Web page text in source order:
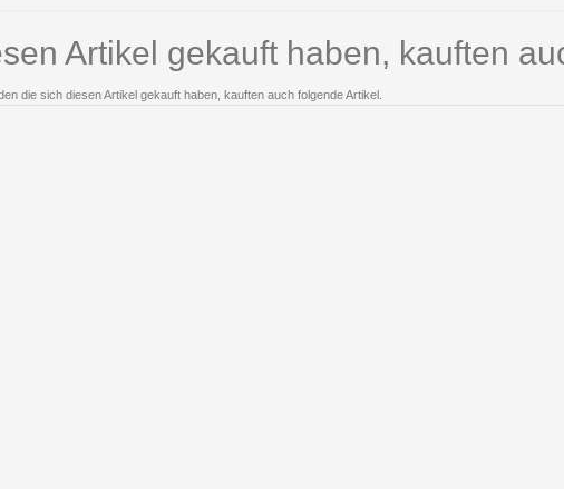
Artikel gekauft haben, kauften
die sich diesen Artikel gekauft haben, kauften auch folgende Artikel.